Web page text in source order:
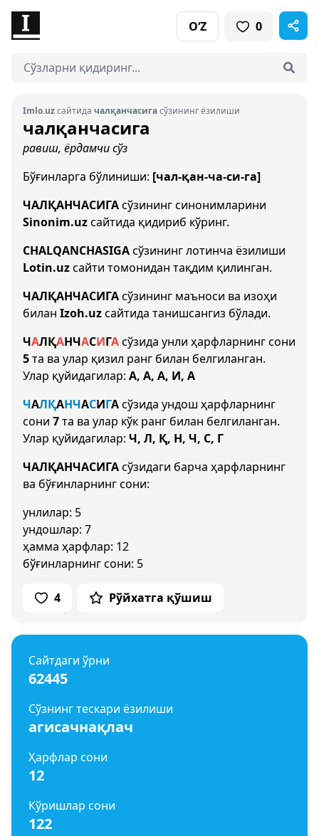
O‘Z 0
Imlo.uzсайтида чалқанчасигасўзининг ёзилиши
чалқанчасига
равиш, ёрдамчи сўз
Бўғинларга бўлиниши: [чал-қан-ча-си-га]
ЧАЛҚАНЧАСИГАсўзининг синонимларини
Sinonim.uzсайтида қидириб кўринг.
CHALQANCHASIGAсўзининг лотинча ёзилиши
Lotin.uzсайти томонидан тақдим қилинган.
ЧАЛҚАНЧАСИГАсўзининг маъноси ва изоҳи
билан Izoh.uzсайтида танишсангиз бўлади.
ЧАЛҚАНЧАСИГАсўзида унли ҳарфларнинг сони
5та ва улар қизил ранг билан белгиланган.
Улар қуйидагилар: А, А, А, И, А
ЧАЛҚАНЧАСИГАсўзида ундош ҳарфларнинг
сони 7та ва улар кўк ранг билан белгиланган.
Улар қуйидагилар: Ч, Л, Қ, Н, Ч, С, Г
ЧАЛҚАНЧАСИГАсўзидаги барча ҳарфларнинг
ва бўғинларнинг сони:
унлилар: 5
ундошлар: 7
ҳамма ҳарфлар: 12
бўғинларнинг сони: 5
4 Рўйхатга қўшиш
Сайтдаги ўрни
62445
Сўзнинг тескари ёзилиши
агисачнақлач
Ҳарфлар сони
12
Кўришлар сони
122